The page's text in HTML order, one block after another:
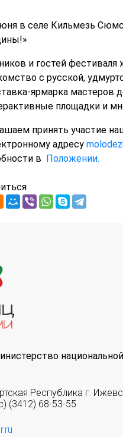
в селе Кильмезь
и гостей фестиваля
с русской,
ярмарка мастеров
площадки и
принять участие
адресу
в Положении.
Республика г.
(3412) 68-53-55